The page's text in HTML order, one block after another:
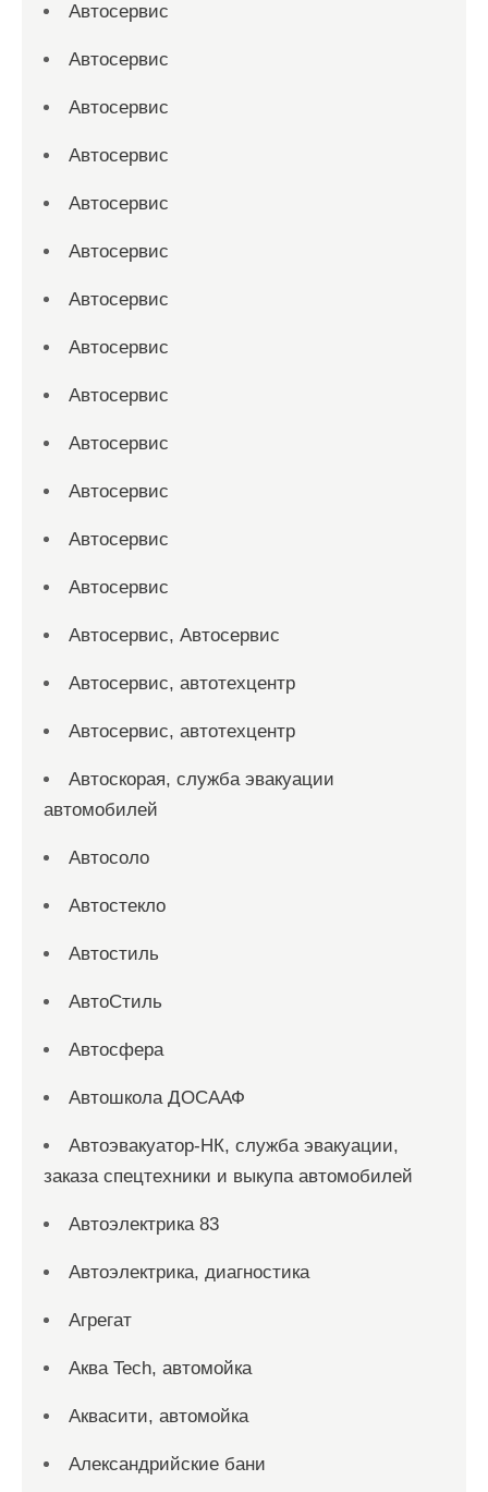
Автосервис
Автосервис
Автосервис
Автосервис
Автосервис
Автосервис
Автосервис
Автосервис
Автосервис
Автосервис
Автосервис
Автосервис
Автосервис
Автосервис, Автосервис
Автосервис, автотехцентр
Автосервис, автотехцентр
Автоскорая, служба эвакуации
автомобилей
Автосоло
Автостекло
Автостиль
АвтоСтиль
Автосфера
Автошкола ДОСААФ
Автоэвакуатор-НК, служба эвакуации,
заказа спецтехники и выкупа автомобилей
Автоэлектрика 83
Автоэлектрика, диагностика
Агрегат
Аква Tech, автомойка
Аквасити, автомойка
Александрийские бани